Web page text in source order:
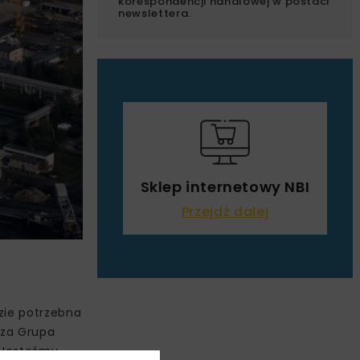
potrzebna
Grupa
newslettera.
Sklep internetowy NBI
Przejdź dalej